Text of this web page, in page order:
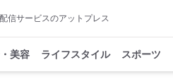
信サービスのアットプレス
美容 ライフスタイル スポーツ